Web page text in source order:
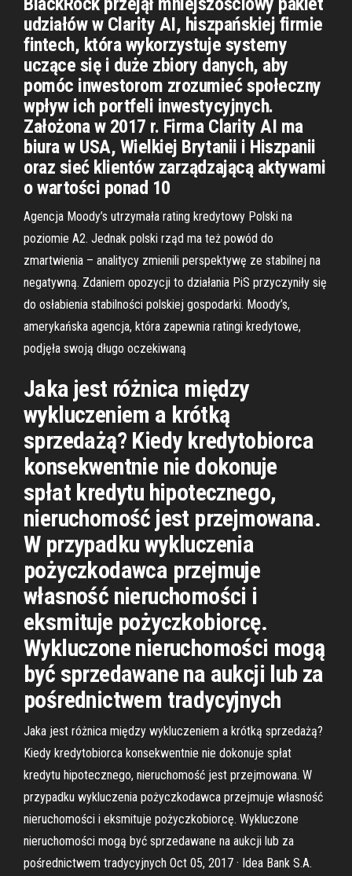
udziałów w Clarity AI, hiszpańskiej firmie
fintech, która wykorzystuje systemy
uczące się i duże zbiory danych, aby
pomóc inwestorom zrozumieć społeczny
wpływ ich portfeli inwestycyjnych.
Założona w 2017 r. Firma Clarity AI ma
biura w USA, Wielkiej Brytanii i Hiszpanii
oraz sieć klientów zarządzającą aktywami
o wartości ponad 10
Agencja Moody’s utrzymała rating kredytowy Polski na
poziomie A2. Jednak polski rząd ma też powód do
zmartwienia – analitycy zmienili perspektywę ze stabilnej na
negatywną. Zdaniem opozycji to działania PiS przyczyniły się
do osłabienia stabilności polskiej gospodarki. Moody’s,
amerykańska agencja, która zapewnia ratingi kredytowe,
podjęła swoją długo oczekiwaną
Jaka jest różnica między
wykluczeniem a krótką
sprzedażą? Kiedy kredytobiorca
konsekwentnie nie dokonuje
spłat kredytu hipotecznego,
nieruchomość jest przejmowana.
W przypadku wykluczenia
pożyczkodawca przejmuje
własność nieruchomości i
eksmituje pożyczkobiorcę.
Wykluczone nieruchomości mogą
być sprzedawane na aukcji lub za
pośrednictwem tradycyjnych
Jaka jest różnica między wykluczeniem a krótką sprzedażą?
Kiedy kredytobiorca konsekwentnie nie dokonuje spłat
kredytu hipotecznego, nieruchomość jest przejmowana. W
przypadku wykluczenia pożyczkodawca przejmuje własność
nieruchomości i eksmituje pożyczkobiorcę. Wykluczone
nieruchomości mogą być sprzedawane na aukcji lub za
pośrednictwem tradycyjnych Oct 05, 2017 · Idea Bank S.A.